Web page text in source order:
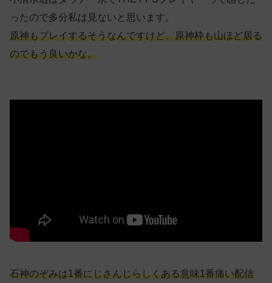
ったので多分私は見ないと思います。
原神もプレイするそうなんですけど、原神枠も山ほど居る
のでもう良いかな。
石神のぞみは1番にじさんじらしくある意味1番痛い配信